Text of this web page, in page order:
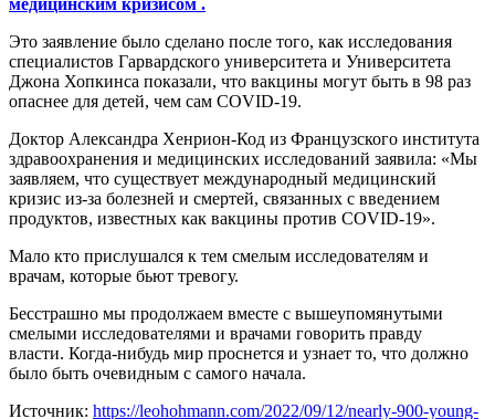
Это заявление было сделано после того, как исследования
специалистов Гарвардского университета и Университета
Джона Хопкинса показали, что вакцины могут быть в 98 раз
опаснее для детей, чем сам COVID-19.
Доктор Александра Хенрион-Код из Французского института
здравоохранения и медицинских исследований заявила: «Мы
заявляем, что существует международный медицинский
кризис из-за болезней и смертей, связанных с введением
продуктов, известных как вакцины против COVID-19».
Мало кто прислушался к тем смелым исследователям и
врачам, которые бьют тревогу.
Бесстрашно мы продолжаем вместе с вышеупомянутыми
смелыми исследователями и врачами говорить правду
власти. Когда-нибудь мир проснется и узнает то, что должно
было быть очевидным с самого начала.
Источник: https://leohohmann.com/2022/09/12/nearly-900-young-